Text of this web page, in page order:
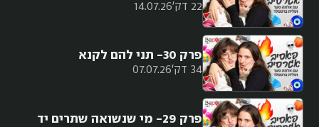
22 דק' 14.07.26
34 דק' 07.07.26
פרק 30- תני להם לקנא
פרק 29- מי שנשואה שתרים יד